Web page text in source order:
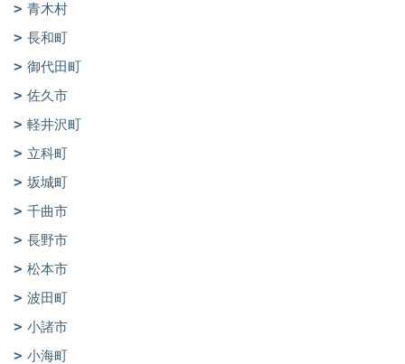
青木村
長和町
御代田町
佐久市
軽井沢町
立科町
坂城町
千曲市
長野市
松本市
波田町
小諸市
小海町